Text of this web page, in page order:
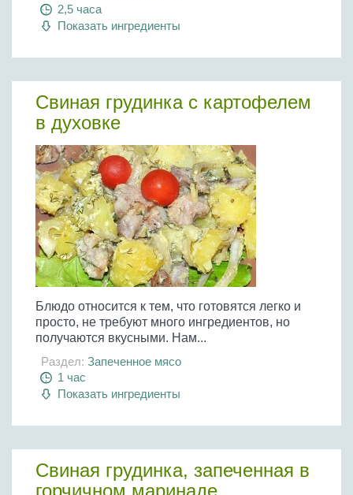
Бобовые
Яйца
Крупы
2,5 часа
Показать ингредиенты
Свиная грудинка с картофелем
в духовке
Блюдо относится к тем, что готовятся легко и
просто, не требуют много ингредиентов, но
получаются вкусными. Нам...
Раздел: Запеченное мясо
1 час
Показать ингредиенты
Свиная грудинка, запеченная в
горчичном маринаде